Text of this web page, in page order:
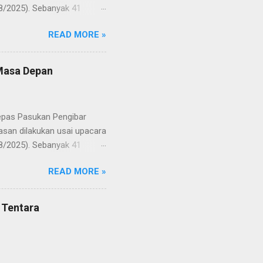
2025). Sebanyak 41
menuntaskan
kebangsaan yang
rasa bangga dan
pelatih, serta para
READ MORE »
Depan
Pasukan Pengibar
dilakukan usai upacara
2025). Sebanyak 41
menuntaskan
kebangsaan yang
rasa bangga dan
pelatih, serta para
generasi penerus
READ MORE »